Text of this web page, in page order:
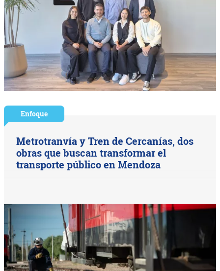
Enfoque
Metrotranvía y Tren de Cercanías, dos
obras que buscan transformar el
transporte público en Mendoza